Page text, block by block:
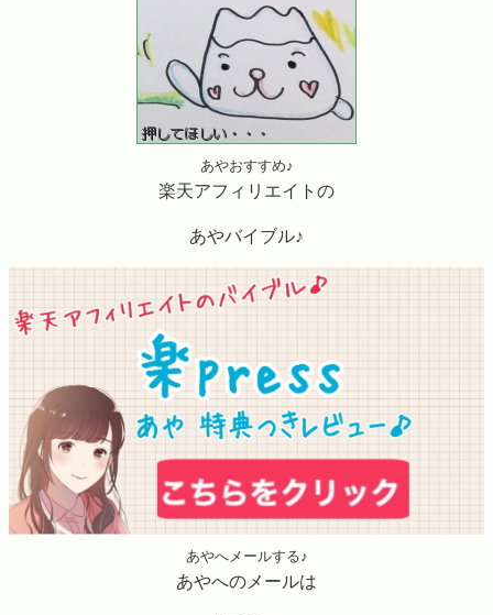
あやおすすめ♪
楽天アフィリエイトの
あやバイブル♪
あやへメールする♪
あやへのメールは